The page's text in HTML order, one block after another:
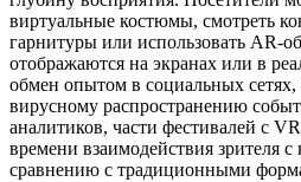
виртуальные костюмы, смотреть
гарнитуры или использовать AR-
отображаются на экранах или в
обмен опытом в социальных сетях,
вирусному распространению
аналитиков, части фестивалей с
времени взаимодействия зрителя
сравнению с традиционными